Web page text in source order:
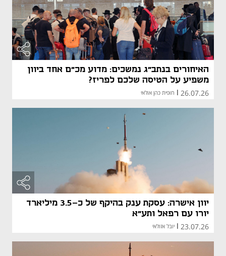
האיחורים בנתב"ג נמשכים: מדוע מכ"ם אחד ביוון
משפיע על הטיסה שלכם לפריז?
26.07.26 חופית כהן אולאי
יוון אישרה: עסקת ענק בהיקף של כ-3.5 מיליארד
יורו עם רפאל ותע"א
23.07.26 יובל אזולאי